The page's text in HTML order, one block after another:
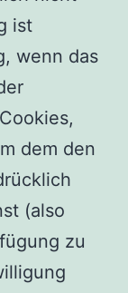
ist
wenn das
dem den
(also
zu